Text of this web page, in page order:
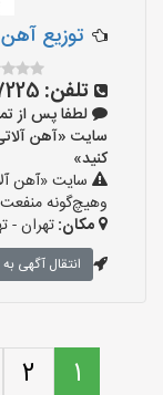
توزیع
تلفن:
لطفا پس از
کنید»
سایت «آهن
وهیچ‌گونه منفعت
مکان:تهران -
انتقال آگهی
1
2